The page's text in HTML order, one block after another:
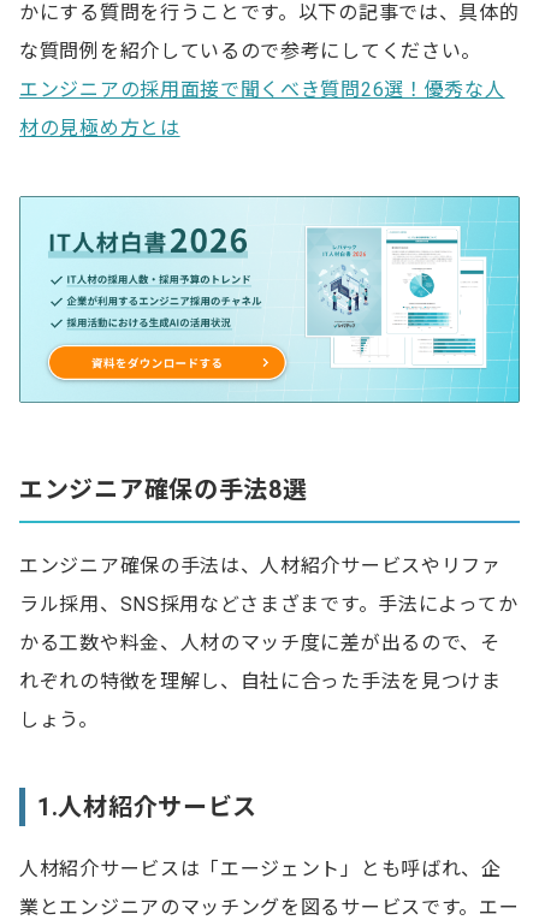
かにする質問を行うことです。以下の記事では、具体的
な質問例を紹介しているので参考にしてください。
エンジニアの採用面接で聞くべき質問26選！優秀な人
材の見極め方とは
エンジニア確保の手法8選
エンジニア確保の手法は、人材紹介サービスやリファ
ラル採用、SNS採用などさまざまです。手法によってか
かる工数や料金、人材のマッチ度に差が出るので、そ
れぞれの特徴を理解し、自社に合った手法を見つけま
しょう。
1.人材紹介サービス
人材紹介サービスは「エージェント」とも呼ばれ、企
業とエンジニアのマッチングを図るサービスです。エー